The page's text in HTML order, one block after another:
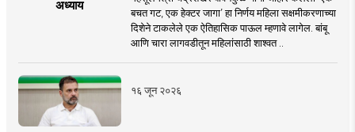
अध्याय
बचत गट, एक हेक्टर जागा’ हा निर्णय महिला सक्षमीकरणाच्या
दिशेने टाकलेले एक ऐतिहासिक पाऊल म्हणावे लागेल. बांबू
आणि चारा लागवडीतून महिलांसाठी शाश्वत ..
१६ जून २०२६